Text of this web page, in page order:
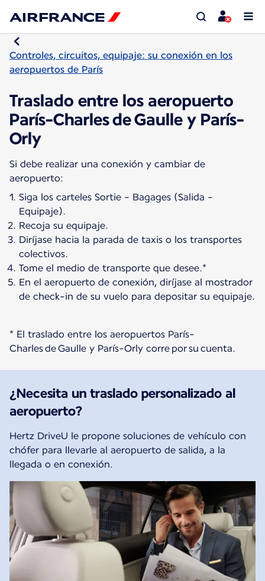
Controles, circuitos, equipaje: su conexión en los
aeropuertos de París
Traslado entre los aeropuerto
París-Charles de Gaulle y París-
Orly
Si debe realizar una conexión y cambiar de
Siga los carteles Sortie - Bagages (Salida -
Equipaje).
Recoja su equipaje.
Diríjase hacia la parada de taxis o los transportes
colectivos.
Tome el medio de transporte que desee.*
En el aeropuerto de conexión, diríjase al mostrador
de check-in de su vuelo para depositar su equipaje.
* El traslado entre los aeropuertos París-
Charles de Gaulle y París-Orly corre por su cuenta.
¿Necesita un traslado personalizado al
aeropuerto?
Hertz DriveU le propone soluciones de vehículo con
chófer para llevarle al aeropuerto de salida, a la
llegada o en conexión.